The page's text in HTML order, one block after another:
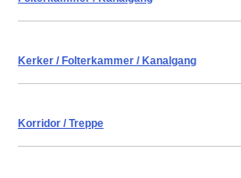
Kerker / Folterkammer / Kanalgang
Korridor / Treppe